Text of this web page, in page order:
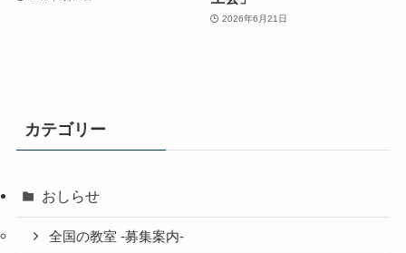
2026年6月21日
カテゴリー
おしらせ
全国の教室 -募集案内-